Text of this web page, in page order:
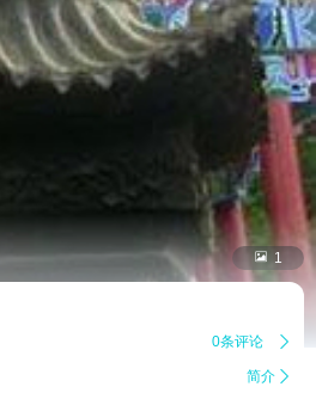
 1
0条评论 
简介 